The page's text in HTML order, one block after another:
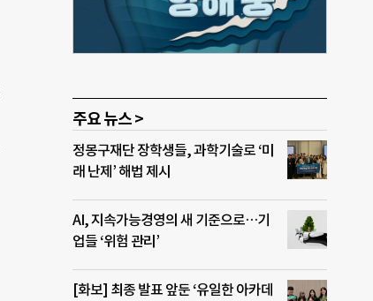
주요 뉴스 >
정몽구재단 장학생들, 과학기술로 ‘미
래 난제’ 해법 제시
AI, 지속가능경영의 새 기준으로…기
업들 ‘위험 관리’
[화보] 최종 발표 앞둔 ‘유일한 아카데